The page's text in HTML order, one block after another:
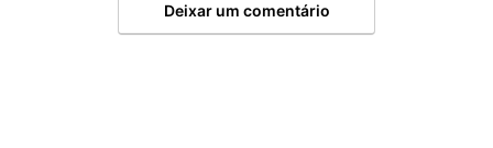
Deixar um comentário